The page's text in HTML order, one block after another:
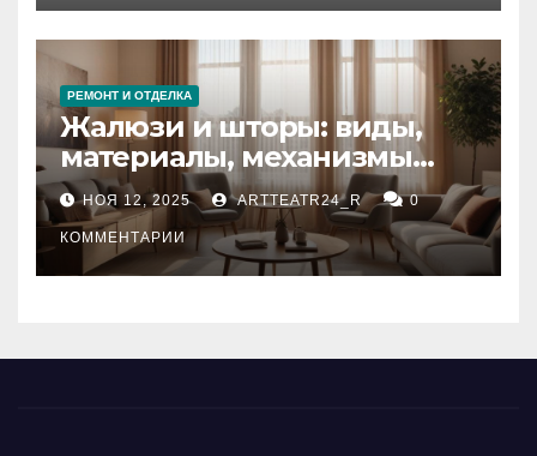
РЕМОНТ И ОТДЕЛКА
Жалюзи и шторы: виды,
материалы, механизмы
управления и уход
НОЯ 12, 2025 ARTTEATR24_R 0
КОММЕНТАРИИ